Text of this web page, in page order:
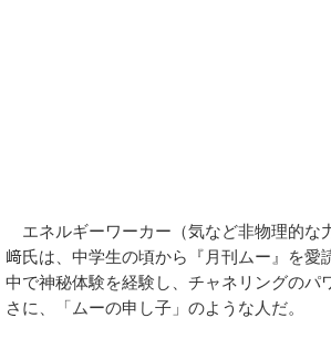
エネルギーワーカー（気など非物理的な
﨑氏は、中学生の頃から『月刊ムー』を愛
中で神秘体験を経験し、チャネリングのパ
さに、「ムーの申し子」のような人だ。